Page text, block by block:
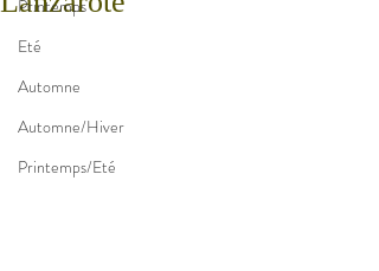
Printemps
Eté
Automne
Automne/Hiver
Printemps/Eté